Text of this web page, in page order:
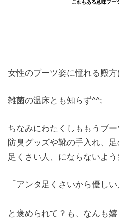
これもある意味ブー
女性のブーツ姿に憧れる殿方
雑菌の温床とも知らず^^;
ちなみにわたくしももうブー
防臭グッズや靴の手入れ、
足くさい人、にならないよう
「アンタ足くさいから優しい
と褒められて？も、なんも嬉